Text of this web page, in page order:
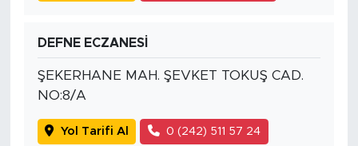
DEFNE ECZANESİ
ŞEKERHANE MAH. ŞEVKET TOKUŞ CAD.
NO:8/A
Yol Tarifi Al 0 (242) 511 57 24